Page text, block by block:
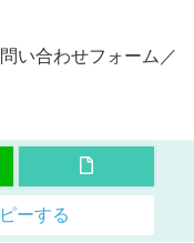
い合わせフォーム／
ーする